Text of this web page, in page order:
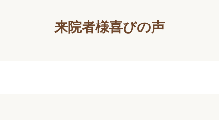
来院者様喜びの声